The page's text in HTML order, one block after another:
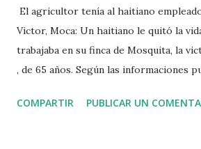
El agricultor tenía al haitiano
Victor, Moca: Un haitiano le quitó la
trabajaba en su finca de Mosquita, la
, de 65 años. Según las informaciones
que el haitiano de inmediato se puso al
COMPARTIR PUBLICAR UN